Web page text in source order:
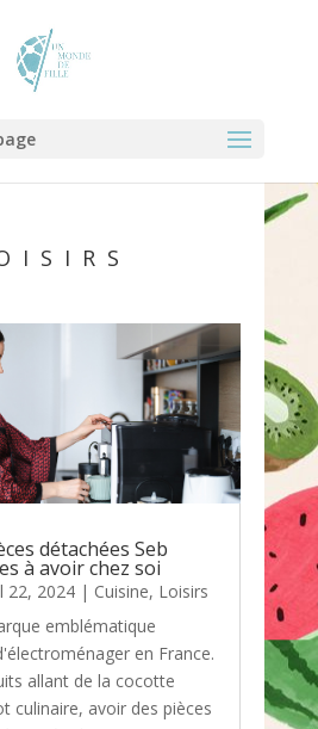
détachées Seb
à avoir chez soi
22, 2024| Cuisine, Loisirs
emblématique
en France.
allant de la cocotte
culinaire, avoir des pièces